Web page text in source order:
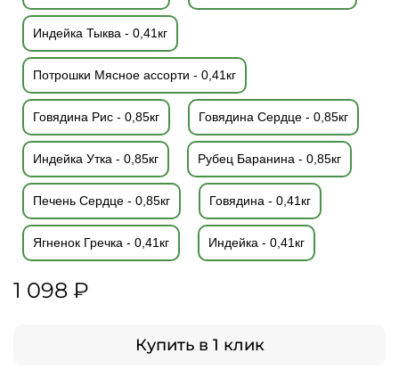
Индейка Тыква - 0,41кг
Потрошки Мясное ассорти - 0,41кг
Говядина Рис - 0,85кг Говядина Сердце - 0,85кг
Индейка Утка - 0,85кг Рубец Баранина - 0,85кг
Печень Сердце - 0,85кг Говядина - 0,41кг
Ягненок Гречка - 0,41кг Индейка - 0,41кг
1 098 ₽
Купить в 1 клик